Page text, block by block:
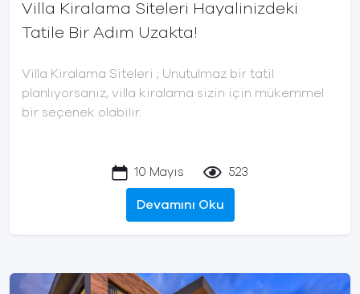
Villa Kiralama Siteleri Hayalinizdeki
Tatile Bir Adım Uzakta!
Villa Kiralama Siteleri ; Unutulmaz bir tatil
planlıyorsanız, villa kiralama sizin için mükemmel
bir seçenek olabilir.
10 Mayıs 523
Devamını Oku